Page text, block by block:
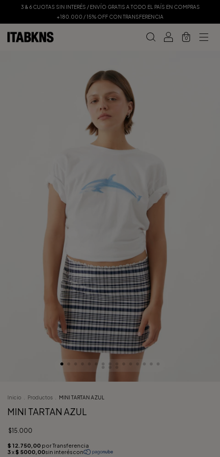
3 & 6 CUOTAS SIN INTERÉS / ENVÍO GRATIS A TODO EL PAÍS EN COMPRAS
+180.000 / 15% OFF CON TRANSFERENCIA
0
Inicio Productos MINI TARTAN AZUL
MINI TARTAN AZUL
$15.000